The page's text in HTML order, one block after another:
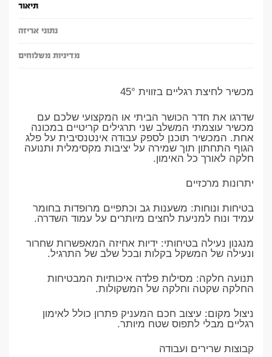
תיאור
נתוני אריזה
מדיניות משלוחים
מכשיר לחיצת רגליים בזווית 45°
שדרגו את חדר הכושר הביתי או המקצועי שלכם עם
מכשיר עוצמתי המשלב שני תרגילים קריטיים במכונה
אחת. המכשיר תוכנן לספק עבודה אינטנסיבית על פלג
הגוף התחתון תוך שמירה על יציבות מקסימלית ותנועה
חלקה לאורך כל האימון.
יתרונות מרכזיים
בטיחות ונוחות: משענות גב וכתפיים מרופדות בחומר
עמיד ונוח למניעת לחצים מיותרים על עמוד השדרה.
מנגנון נעילה בטיחותי: ידיות אחיזה המאפשרות שחרור
ונעילה של המשקל בקלות ובכל שלב של התרגיל.
תנועה חלקה: מסילות פלדה איכותיות המבטיחות
החלקה שקטה וחלקה של המשקולות.
ניצול מקום: עיצוב חכם המעניק פתרון כולל לאימון
רגליים מבלי לתפוס שטח מיותר.
קבוצות שרירים ועבודה